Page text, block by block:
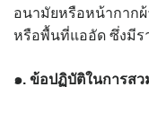
การเปิดเผยข้อมูลข่า
assessment ITA2023
ข้อกำหนดการใช้งาน
อนามัยหรือหน้ากาก
หรือพื้นที่แออัด ซึ่งมีร
๑. ข้อปฏิบัติในการส